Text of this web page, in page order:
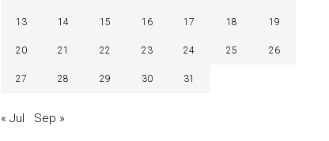
13 14 15 16 17 18 19
20 21 22 23 24 25 26
27 28 29 30 31
« Jul Sep »